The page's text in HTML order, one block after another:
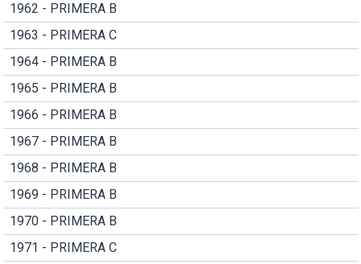
1962 - PRIMERA B
1963 - PRIMERA C
1964 - PRIMERA B
1965 - PRIMERA B
1966 - PRIMERA B
1967 - PRIMERA B
1968 - PRIMERA B
1969 - PRIMERA B
1970 - PRIMERA B
1971 - PRIMERA C